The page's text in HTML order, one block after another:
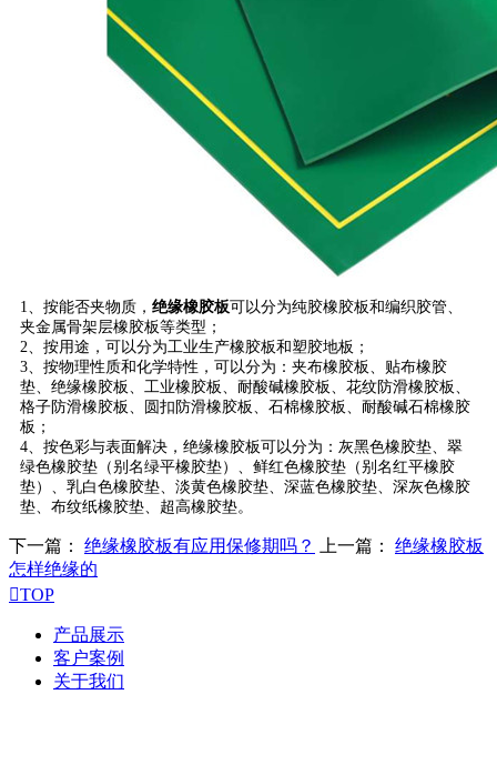
1、按能否夹物质， 绝缘橡胶板可以分为纯胶橡胶板和编织胶管、
夹金属骨架层橡胶板等类型；
2、按用途，可以分为工业生产橡胶板和塑胶地板；
3、按物理性质和化学特性，可以分为：夹布橡胶板、贴布橡胶
垫、绝缘橡胶板、工业橡胶板、耐酸碱橡胶板、花纹防滑橡胶板、
格子防滑橡胶板、圆扣防滑橡胶板、石棉橡胶板、耐酸碱石棉橡胶
板；
4、按色彩与表面解决，绝缘橡胶板可以分为：灰黑色橡胶垫、翠
绿色橡胶垫（别名绿平橡胶垫）、鲜红色橡胶垫（别名红平橡胶
垫）、乳白色橡胶垫、淡黄色橡胶垫、深蓝色橡胶垫、深灰色橡胶
垫、布纹纸橡胶垫、超高橡胶垫。
下一篇： 绝缘橡胶板有应用保修期吗？ 上一篇： 绝缘橡胶板
怎样绝缘的
TOP
产品展示
客户案例
关于我们